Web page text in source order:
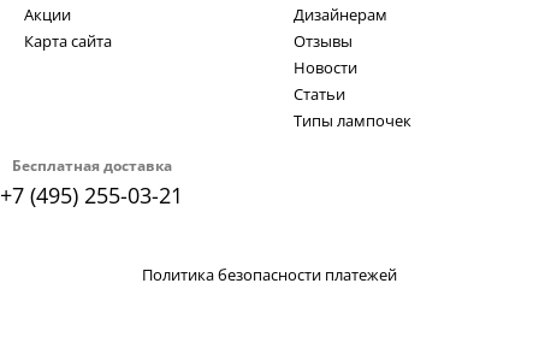
Бесплатная доставка
+7 (495) 255-03-21
Акции
Карта сайта
Дизайнерам
Отзывы
Новости
Статьи
Типы лампочек
Политика безопасности платежей